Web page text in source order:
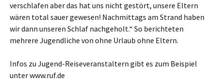
verschlafen aber das hat uns nicht gestört, unsere Eltern
wären total sauer gewesen! Nachmittags am Strand haben
wir dann unseren Schlaf nachgeholt.“ So berichteten
mehrere Jugendliche von ohne Urlaub ohne Eltern.
Infos zu Jugend-Reiseveranstaltern gibt es zum Beispiel
unter www.ruf.de